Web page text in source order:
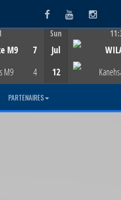
FacebookYoutube
M9
M9
7
4
Sun
Jul
12
PARTENAIRES